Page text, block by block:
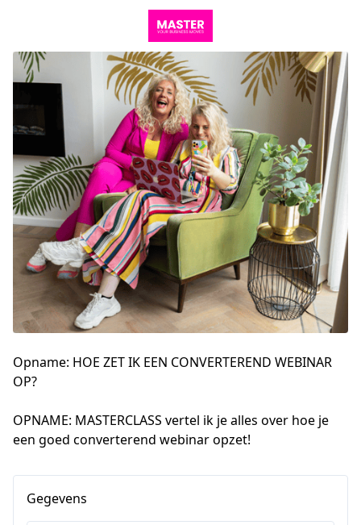
Opname: HOE ZET IK EEN CONVERTEREND WEBINAR
OP?
OPNAME: MASTERCLASS vertel ik je alles over hoe je
een goed converterend webinar opzet!
Gegevens